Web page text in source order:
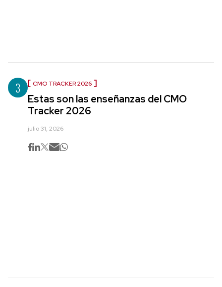
3 CMO TRACKER 2026
Estas son las enseñanzas del CMO
Tracker 2026
julio 31, 2026